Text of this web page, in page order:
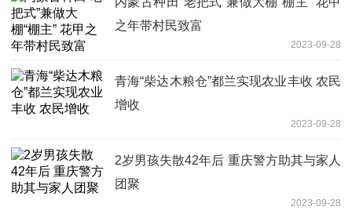
之年带村民致富
2023-09-28
青海“柴达木粮仓”都兰实现农业丰收 农民
增收
2023-09-28
2岁男孩失散42年后 重庆警方助其与家人
团聚
2023-09-28